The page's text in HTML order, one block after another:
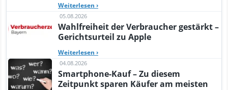
Weiterlesen ›
05.08.2026
Wahlfreiheit der Verbraucher gestärkt –
Gerichtsurteil zu Apple
Weiterlesen ›
04.08.2026
Smartphone-Kauf – Zu diesem
Zeitpunkt sparen Käufer am meisten